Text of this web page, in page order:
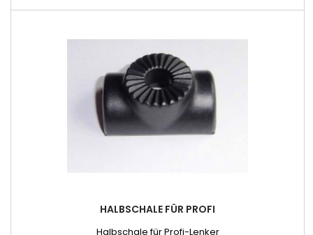
HALBSCHALE FÜR PROFI
Halbschale für Profi-Lenker